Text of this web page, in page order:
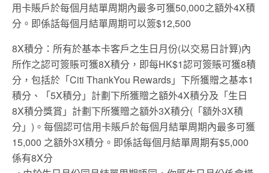
用卡賬戶於每個月結單周期內最多可獲50,000之額外4X積
分。即係話每個月結單周期可以簽$12,500
8X積分：所有於基本卡客戶之生日月份(以交易日計算)內
所作之認可簽賬可獲8X積分，即每HK$1認可簽賬可獲8積
分，包括於「Citi ThankYou Rewards」下所獲贈之基本1
積分、「5X積分」計劃下所獲贈之額外4X積分及「生日
8X積分獎賞」計劃下所獲贈之額外3X積分(「額外3X積
分」)。每個認可信用卡賬戶於每個月結單周期內最多可獲
15,000 之額外3X積分。即係話每個月結單周期有$5,000
係有8X分